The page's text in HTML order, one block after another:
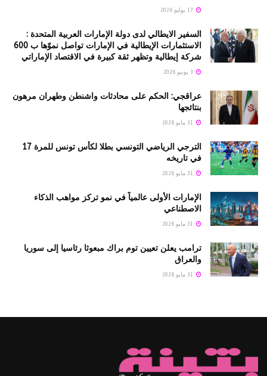
السفير الايطالي لدى دولة الإمارات العربية المتحدة :
الاستثمارات الإيطالية في الإمارات تواصل نموّها ب 600
شركة إيطالية وتظهر ثقة كبيرة في الاقتصاد الإماراتي
عراقجي: الحكم على محادثات واشنطن وطهران مرهون
بنتائجها
الترجي الرياضي التونسي بطلا لكأس تونس للمرة 17
في تاريخه
الإمارات الأولى عالمياً في نمو تركز مواهب الذكاء
الاصطناعي
ترامب يعلن تعيين توم براك مبعوثا رئاسيا إلى سوريا
والعراق